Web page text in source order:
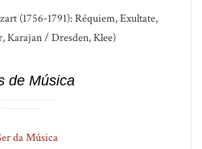
(1756-1791): Réquiem, Exultate,
Karajan / Dresden, Klee)
de Música
da Música